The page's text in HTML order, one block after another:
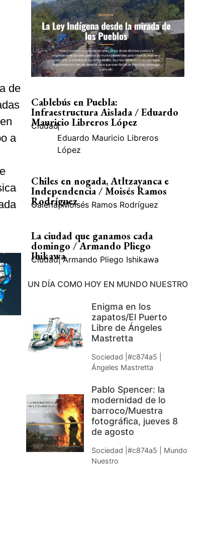
de
a
Cablebús en Puebla:
Infraestructura Aislada / Eduardo
Mauricio Libreros López
Ciudad|
Eduardo Mauricio Libreros
López
Chiles en nogada, Atltzayanca e
Independencia / Moisés Ramos
Rodríguez
Galería| Moisés Ramos Rodríguez
La ciudad que ganamos cada
domingo / Armando Pliego
Ihikawa
Ciudad| Armando Pliego Ishikawa
UN DÍA COMO HOY EN MUNDO NUESTRO
Enigma en los
zapatos/El Puerto
Libre de Ángeles
Mastretta
Sociedad |#c874a5 |
Ángeles Mastretta
Pablo Spencer: la
modernidad de lo
barroco/Muestra
fotográfica, jueves 8
de agosto
Sociedad |#c874a5 | Mundo
Nuestro